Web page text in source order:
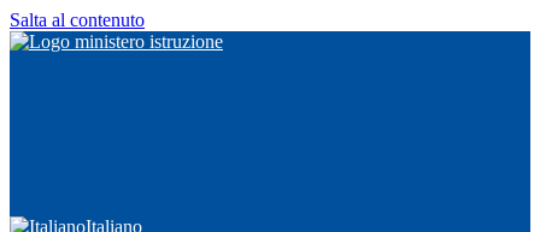
Salta al contenuto
Italiano